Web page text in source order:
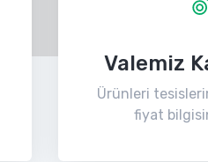
Valemiz
Ürünleri
fiyat